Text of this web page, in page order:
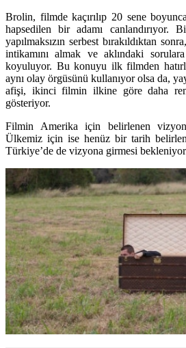
Brolin, filmde kaçırılıp 20 sene
hapsedilen bir adamı canlandırıyor.
yapılmaksızın serbest bırakıldıktan
intikamını almak ve aklındaki
koyuluyor. Bu konuyu ilk filmden
aynı olay örgüsünü kullanıyor olsa da,
afişi, ikinci filmin ilkine göre daha
gösteriyor.
Filmin Amerika için belirlenen
Ülkemiz için ise henüz bir tarih
Türkiye’de de vizyona girmesi